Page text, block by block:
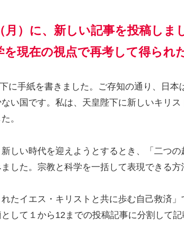
月）に、新しい記事を投稿しま
現在の視点で再考して得られ
に手紙を書きました。ご存知の通り、日本
い国です。私は、天皇陛下に新しいキリ
。
しい時代を迎えようとするとき、「二つ
した。宗教と科学を一括して表現できる方
たイエス・キリストと共に歩む自己救済
して１から12までの投稿記事に分割して記